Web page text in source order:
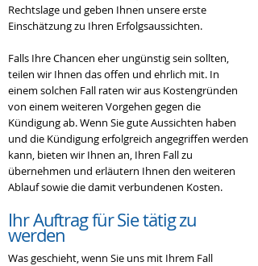
Rechtslage und geben Ihnen unsere erste
Einschätzung zu Ihren Erfolgsaussichten.
Falls Ihre Chancen eher ungünstig sein sollten,
teilen wir Ihnen das offen und ehrlich mit. In
einem solchen Fall raten wir aus Kostengründen
von einem weiteren Vorgehen gegen die
Kündigung ab. Wenn Sie gute Aussichten haben
und die Kündigung erfolgreich angegriffen werden
kann, bieten wir Ihnen an, Ihren Fall zu
übernehmen und erläutern Ihnen den weiteren
Ablauf sowie die damit verbundenen Kosten.
Ihr Auftragfür Sie tätig zu
werden
Was geschieht, wenn Sie uns mit Ihrem Fall